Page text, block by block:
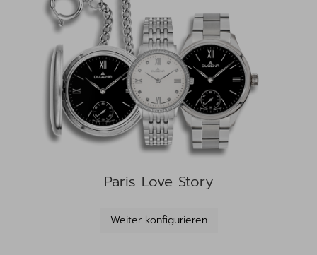
Paris Love Story
Weiter konfigurieren